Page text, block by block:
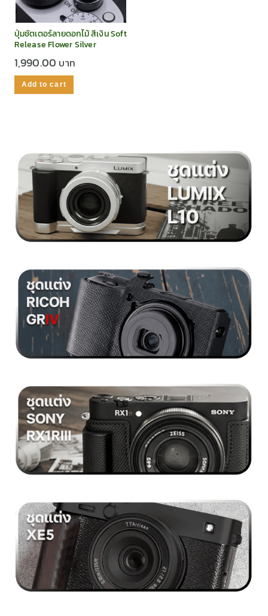
ปุ่มชัตเตอร์ลายดอกไม้ สีเงิน Soft
Release Flower Silver
1,990.00
Add to cart